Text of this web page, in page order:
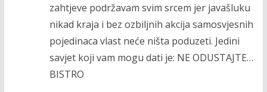
zahtjeve podržavam svim srcem jer javašluku
nikad kraja i bez ozbiljnih akcija samosvjesnih
pojedinaca vlast neće ništa poduzeti. Jedini
savjet koji vam mogu dati je: NE ODUSTAJTE…
BISTRO